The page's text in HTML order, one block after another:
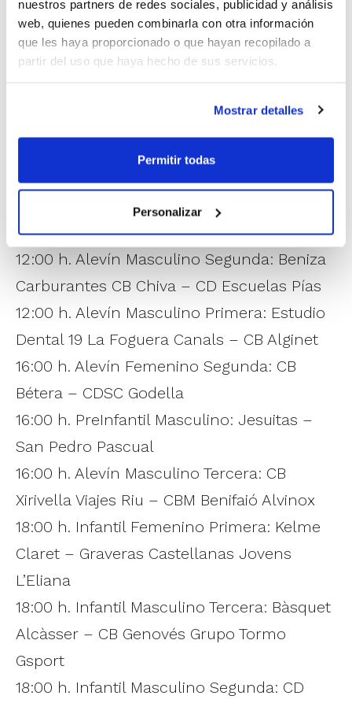
nuestros partners de redes sociales, publicidad y análisis
web, quienes pueden combinarla con otra información
que les haya proporcionado o que hayan recopilado a
partir del uso que haya hecho de sus servicios.
Mostrar detalles
Permitir todas
Personalizar
Bàsquet NB Torrent – CB Escolapias
10:00 h. Benjamín Mixto Segunda: Xesca
Penalba Fisioterapeuta CNB Xàtiva –
Autonivelantes CSA Carcaixent – Smart
Project Building Bàsquet Morvedre
12:00 h. Alevín Femenino Primera: Picken
Claret – Logos Basket Sedaví Woodea
12:00 h. Alevín Masculino Segunda: Beniza
Carburantes CB Chiva – CD Escuelas Pías
12:00 h. Alevín Masculino Primera: Estudio
Dental 19 La Foguera Canals – CB Alginet
16:00 h. Alevín Femenino Segunda: CB
Bétera – CDSC Godella
16:00 h. PreInfantil Masculino: Jesuitas –
San Pedro Pascual
16:00 h. Alevín Masculino Tercera: CB
Xirivella Viajes Riu – CBM Benifaió Alvinox
18:00 h. Infantil Femenino Primera: Kelme
Claret – Graveras Castellanas Jovens
L’Eliana
18:00 h. Infantil Masculino Tercera: Bàsquet
Alcàsser – CB Genovés Grupo Tormo
Gsport
18:00 h. Infantil Masculino Segunda: CD